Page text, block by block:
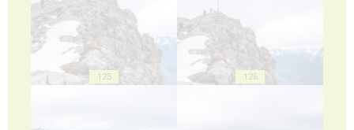
125 126